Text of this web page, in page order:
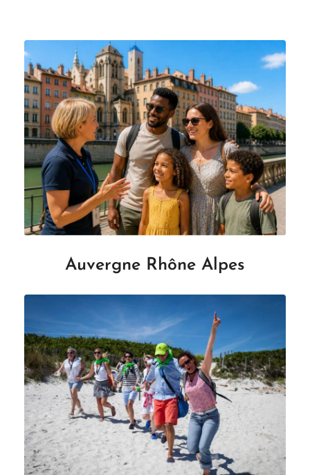
Auvergne Rhône Alpes